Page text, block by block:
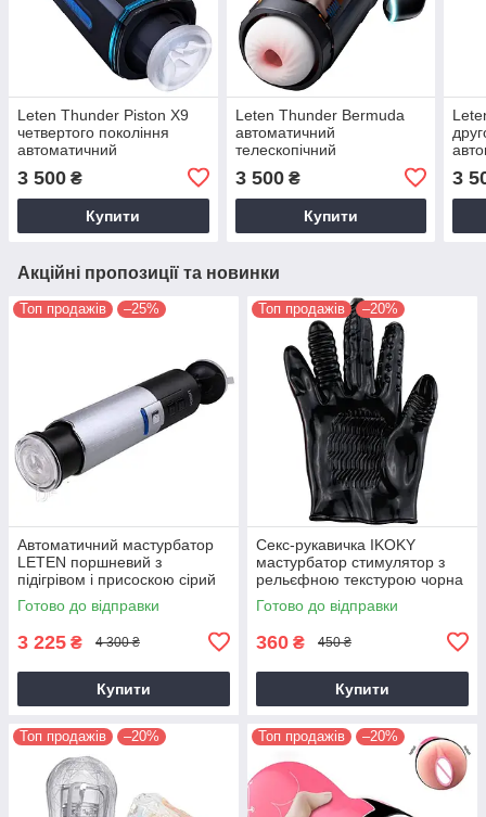
Leten Thunder Piston X9
четвертого покоління
автоматичний
мастурбатор з підігрівом
та регулюванням
3 500 ₴
Купити
Leten Thunder Bermuda
автоматичний
телескопічний
мастурбатор з підігрівом
та функцією всмоктування
3 500₴
Купити
3
Акційні пропозиції та новинки
Топ продажів –25%
Автоматичний мастурбатор
LETEN поршневий з
підігрівом і присоскою сірий
20 режимів
Готово до відправки
3 225 ₴ 4 300 ₴
Купити
Топ продажів –20%
Секс-рукавичка IKOKY
мастурбатор стимулятор з
рельєфною текстурою чорна
Готово до відправки
360 ₴ 450 ₴
Купити
Топ продажів –20% Топ продажів –20%